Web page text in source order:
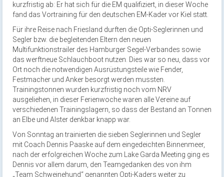
kurzfristig ab: Er hat sich für die EM qualifiziert, in dieser Woche
fand das Vortraining für den deutschen EM-Kader vor Kiel statt.
Für ihre Reise nach Friesland durften die Opti-Seglerinnen und
Segler bzw. die begleitenden Eltern den neuen
Multifunktionstrailer des Hamburger Segel-Verbandes sowie
das werftneue Schlauchboot nutzen. Dies war so neu, dass vor
Ort noch die notwendigen Ausrüstungsteile wie Fender,
Festmacher und Anker besorgt werden mussten.
Trainingstonnen wurden kurzfristig noch vom NRV
ausgeliehen, in dieser Ferienwoche waren alle Vereine auf
verschiedenen Trainingslagern, so dass der Bestand an Tonnen
an Elbe und Alster denkbar knapp war.
Von Sonntag an trainierten die sieben Seglerinnen und Segler
mit Coach Dennis Paaske auf dem eingedeichten Binnenmeer,
nach der erfolgreichen Woche zum Lake Garda Meeting ging es
Dennis vor allem darum, den Teamgedanken des von ihm
„Team Schweinehund“ genannten Opti-Kaders weiter zu